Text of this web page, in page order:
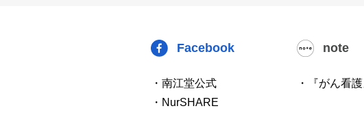
Facebook
・南江堂公式
・NurSHARE
note
・『がん看